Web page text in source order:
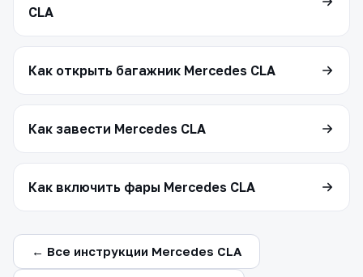
CLA
Как открыть багажник Mercedes CLA
Как завести Mercedes CLA
Как включить фары Mercedes CLA
← Все инструкции Mercedes CLA